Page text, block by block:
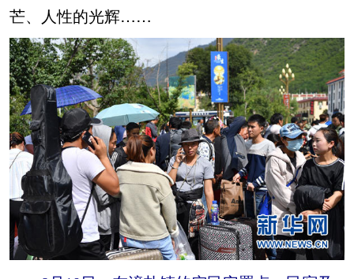
芒、人性的光辉……